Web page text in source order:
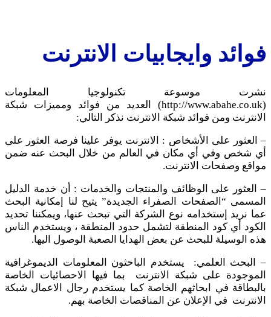
فوائد وايجابيات الانترنت
نشرت موسوعة تكنولوجيا المعلومات
(http://www.abahe.co.uk) العديد من فوائد ومميزات شبكة
الانترنت ومن فوائد شبكة الانترنت نذكر التالي:
– العثور على الأشخاص : الانترنت يوفر علينا فرصة العثور على
أي شخص وفي أي مكان في العالم من خلال البحث عنه ضمن
مواقع وصفحات الانترنت.
– العثور على الوظائف والمنتجات والخدمات : أن خدمة الدليل
المسمى “الصفحات الصفراء الجديدة” يتيح لنا إمكانية البحث
عما نريد إستخدامه نوع الشركة التي تبحث عنها، ويمكننا تحديد
الكود أي كود المنطقة لتشمل حدود المنطقة ، ويستخدم الناس
هذه الوسيلة للبحث عن بعض الهدايا الصعبة الوصول اليها.
– البحث العلمي: يستخدم الباحثون المعلومات الديموغرافية
الموجودة على شبكة الانترنت بما فيها الاحصائيات الخاصة
بالبطاقة في ابحاثهم الخاصة كما يستخدم رجال الاعمال شبكة
الانترنت في الإعلان عن المناقصات الخاصة بهم.